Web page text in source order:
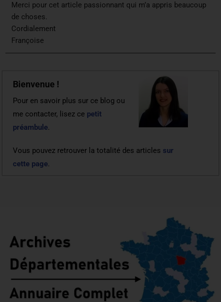
Merci pour cet article passionnant qui m’a appris beaucoup
de choses.
Cordialement
Françoise
Bienvenue !
Pour en savoir plus sur ce blog ou
me contacter, lisez ce petit
préambule.
Vous pouvez retrouver la totalité des articles sur
cette page.